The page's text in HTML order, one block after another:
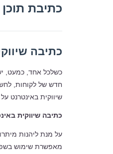
כתיבת
כתיבה
כשלכל אחד, כמעט,
חדש של לקוחות,
שיווקית באינטרנט
כתיבה שיווקית
על מנת ליהנות
מאפשרת שימוש